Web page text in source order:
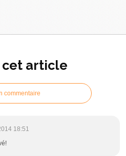
article
commentaire
18:51